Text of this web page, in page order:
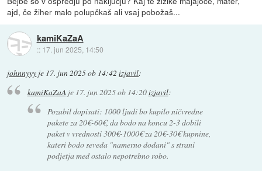
ajd, če žiher malo polupčkaš ali vsaj pobožaš...
kamiKaZaA
:: 17. jun 2025, 14:50
johnnyyy je 17. jun 2025 ob 14:42 izjavil:
kamiKaZaAje 17. jun 2025 ob 14:20izjavil:
Pozabil dopisati: 1000 ljudi bo kupilo ničvredne
pakete za 20€-60€, da bodo na koncu 2-3 dobili
paket v vrednosti 300€-1000€ za 20€-30€ kupnine,
kateri bodo seveda "namerno dodani" s strani
podjetja med ostalo nepotrebno robo.